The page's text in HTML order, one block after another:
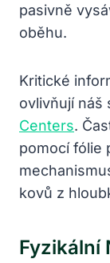
pasivně
oběhu.
Kritické
ovlivňují náš
Centers.
pomocí fólie
kovů z
Fyzikální